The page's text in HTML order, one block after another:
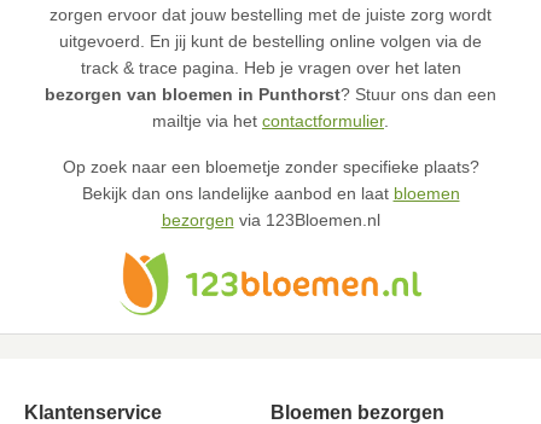
zorgen ervoor dat jouw bestelling met de juiste zorg wordt
uitgevoerd. En jij kunt de bestelling online volgen via de
track & trace pagina. Heb je vragen over het laten
bezorgen van bloemen in Punthorst? Stuur ons dan een
mailtje via het contactformulier.
Op zoek naar een bloemetje zonder specifieke plaats?
Bekijk dan ons landelijke aanbod en laat bloemen
bezorgen via 123Bloemen.nl
Klantenservice Bloemen bezorgen